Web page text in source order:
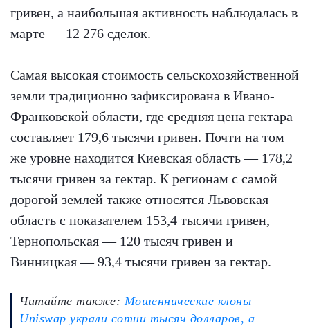
гривен, а наибольшая активность наблюдалась в
марте — 12 276 сделок.
Самая высокая стоимость сельскохозяйственной
земли традиционно зафиксирована в Ивано-
Франковской области, где средняя цена гектара
составляет 179,6 тысячи гривен. Почти на том
же уровне находится Киевская область — 178,2
тысячи гривен за гектар. К регионам с самой
дорогой землей также относятся Львовская
область с показателем 153,4 тысячи гривен,
Тернопольская — 120 тысяч гривен и
Винницкая — 93,4 тысячи гривен за гектар.
Читайте также: Мошеннические клоны
Uniswap украли сотни тысяч долларов, а